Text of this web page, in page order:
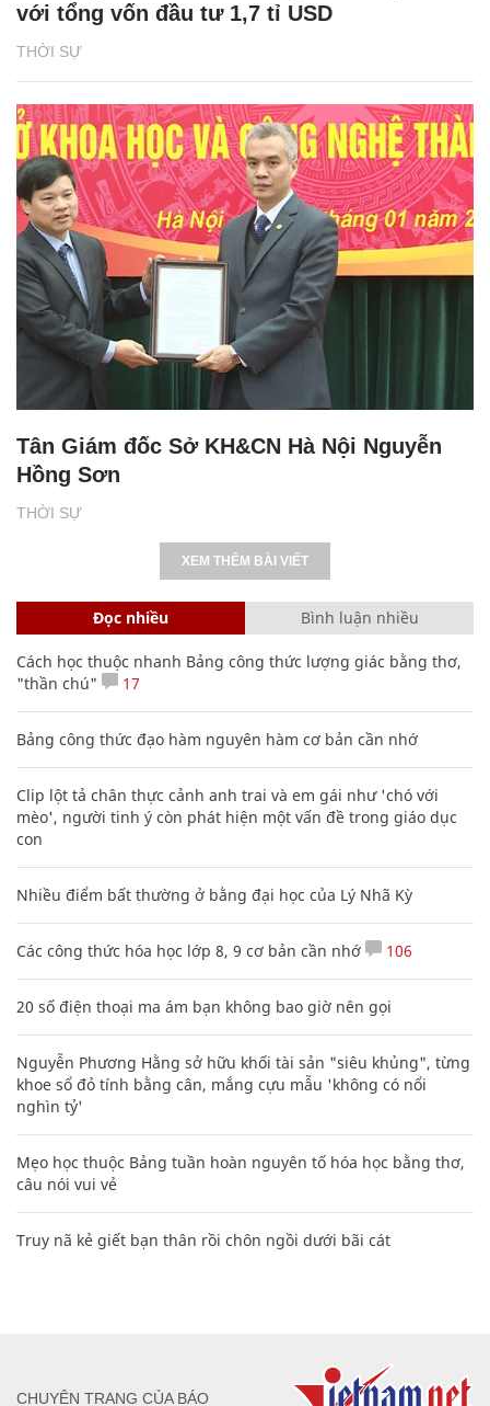
THỜI SỰ
với tổng vốn đầu tư 1,7 tỉ USD
THỜI SỰ
Tân Giám đốc Sở KH&CN Hà Nội Nguyễn
Hồng Sơn
XEM THÊM BÀI VIẾT
Đọc nhiều Bình luận nhiều
Cách học thuộc nhanh Bảng công thức lượng giác bằng thơ,
"thần chú"
17
Bảng công thức đạo hàm nguyên hàm cơ bản cần nhớ
Clip lột tả chân thực cảnh anh trai và em gái như 'chó với
mèo', người tinh ý còn phát hiện một vấn đề trong giáo dục
con
Nhiều điểm bất thường ở bằng đại học của Lý Nhã Kỳ
Các công thức hóa học lớp 8, 9 cơ bản cần nhớ 106
20 số điện thoại ma ám bạn không bao giờ nên gọi
Nguyễn Phương Hằng sở hữu khối tài sản "siêu khủng", từng
khoe sổ đỏ tính bằng cân, mắng cựu mẫu 'không có nổi
nghìn tỷ'
Mẹo học thuộc Bảng tuần hoàn nguyên tố hóa học bằng thơ,
câu nói vui vẻ
Truy nã kẻ giết bạn thân rồi chôn ngồi dưới bãi cát
CHUYÊN TRANG CỦA BÁO